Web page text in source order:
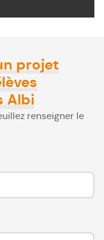
projet
Albi
renseigner le